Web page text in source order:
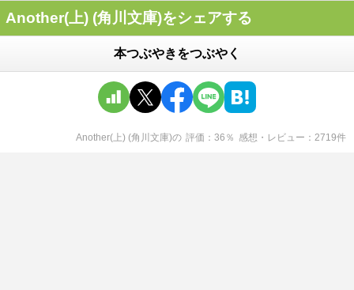
Another(上) (角川文庫)をシェアする
本つぶやきをつぶやく
Another(上) (角川文庫)の 評価 36 ％ 感想・レビュー 2719件